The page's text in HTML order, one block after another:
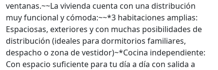
ventanas.~~La vivienda cuenta con una distribución
muy funcional y cómoda:~~*3 habitaciones amplias:
Espaciosas, exteriores y con muchas posibilidades de
distribución (ideales para dormitorios familiares,
despacho o zona de vestidor)~*Cocina independiente:
Con espacio suficiente para tu día a día con salida a